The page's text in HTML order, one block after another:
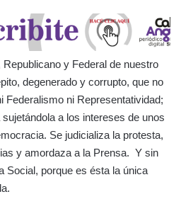
y Federal de nuestro
degenerado y corrupto, que no
Federalismo ni Representatividad;
a los intereses de unos
Se judicializa la protesta,
y amordaza a la Prensa. Y sin
Social, porque es ésta la única